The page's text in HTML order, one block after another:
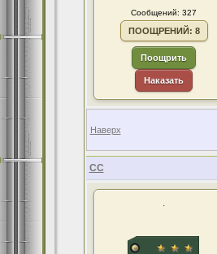
Сообщений: 327
ПООЩРЕНИЙ: 8
Поощрить
Наказать
Наверх
CC
.